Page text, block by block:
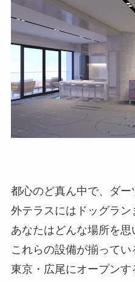
都心のど真ん中で、ダ
外テラスにはドッグラン
あなたはどんな場所を思
これらの設備が揃って
東京・広尾にオープン